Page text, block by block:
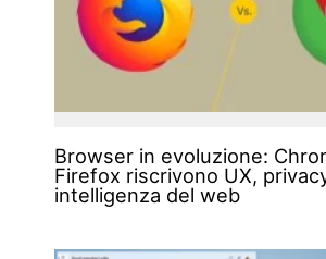
Browser in evoluzione:
Firefox riscrivono UX,
intelligenza del web